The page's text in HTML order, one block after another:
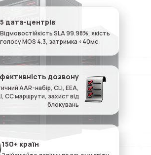
AI-агент
система розподілу
робот
5 дата-центрів
Відмовостійкість SLA 99.98%, якість
голосу MOS 4.3, затримка <40мс
дозвону
AAR-набір, CLI, EEA,
CC маршрути, захист від
блокувань
150+ країн